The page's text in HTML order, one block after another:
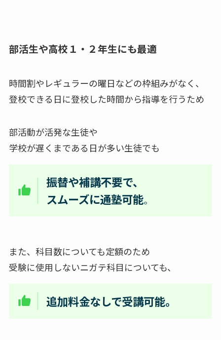
部活生や高校１・２年生にも最適
時間割やレギュラーの曜日などの枠組みがなく、
登校できる日に登校した時間から指導を行うため
部活動が活発な生徒や
学校が遅くまである日が多い生徒でも
振替や補講不要で、
スムーズに通塾可能。
また、科目数についても定額のため
受験に使用しないニガテ科目についても、
追加料金なしで受講可能。